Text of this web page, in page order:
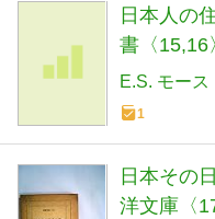
日本人の
書〈15,16
E.S. モース
1
日本その
洋文庫〈